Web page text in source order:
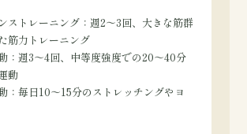
ストレーニング：週2～3回、大きな筋群
筋力トレーニング
：週3～4回、中等度強度での20～40分
動
：毎日10～15分のストレッチングやヨ